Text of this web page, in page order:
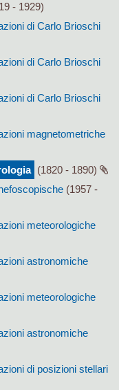
- 1929)
di Carlo Brioschi
di Carlo Brioschi
di Carlo Brioschi
magnetometriche
(1820 - 1890)
(1957 -
meteorologiche
astronomiche
meteorologiche
astronomiche
di posizioni stellari